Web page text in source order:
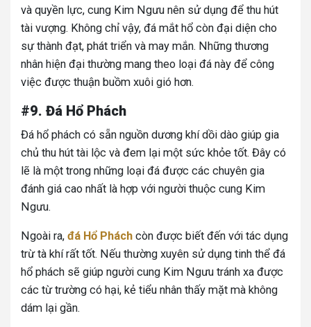
và quyền lực, cung Kim Ngưu nên sử dụng để thu hút
tài vượng. Không chỉ vậy, đá mắt hổ còn đại diện cho
sự thành đạt, phát triển và may mắn. Những thương
nhân hiện đại thường mang theo loại đá này để công
việc được thuận buồm xuôi gió hơn.
#9. Đá Hổ Phách
Đá hổ phách có sẵn nguồn dương khí dồi dào giúp gia
chủ thu hút tài lộc và đem lại một sức khỏe tốt. Đây có
lẽ là một trong những loại đá được các chuyên gia
đánh giá cao nhất là hợp với người thuộc cung Kim
Ngưu.
Ngoài ra, đá Hổ Phách còn được biết đến với tác dụng
trừ tà khí rất tốt. Nếu thường xuyên sử dụng tinh thể đá
hổ phách sẽ giúp người cung Kim Ngưu tránh xa được
các từ trường có hại, kẻ tiểu nhân thấy mặt mà không
dám lại gần.